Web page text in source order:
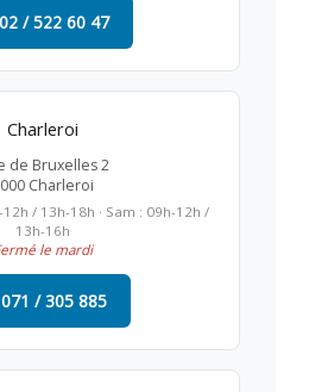
02 / 522 60 47
Charleroi
de Bruxelles 2
Charleroi
/ 13h-18h · Sam : 09h-12h /
13h-16h
le mardi
071 / 305 885